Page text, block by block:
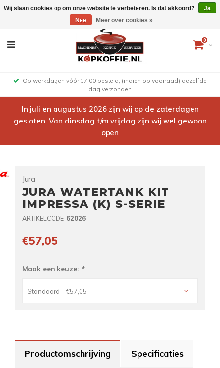
0
Op werkdagen vóór 17:00 besteld, (indien op voorraad) dezelfde
dag verzonden
In juli en augustus 2026 zijn wij op de zaterdagen
gesloten. Van dinsdag t/m vrijdag zijn wij wel gewoon
open
Jura
JURA WATERTANK KIT
IMPRESSA (K) S-SERIE
ARTIKELCODE 62026
€57,05
Maak een keuze: *
Standaard - €57,05
Productomschrijving Specificaties
Wij slaan cookies op om onze website te verbeteren. Is dat akkoord?
Ja
Nee
Meer over cookies »